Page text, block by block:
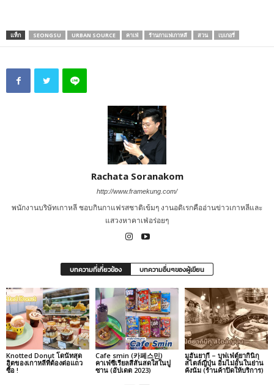
แท็ก SEONGSU URBAN SOURCE คาเฟ่ ร้านกาแฟเกาหลี สวน เบเกอรี่
Rachata Soranakom
http://www.framekung.com/
พนักงานบริษัทเกาหลี ชอบกินกาแฟรสชาติเข้มๆ งานอดิเรกคืออ่านข่าวเกาหลีและ
แสวงหาคาเฟ่อร่อยๆ
บทความที่เกี่ยวข้อง บทความอื่นๆของผู้เขียน
Knotted Donut โดนัทสุด
ฮิตของเกาหลีที่ต้องต่อแถว
ซื้อ !
Cafe smin (카페스민)
คาเฟ่ซีเรียลสีสันสดใสในปู
ซาน (อัปเดต 2023)
มูฮันยากี – บุฟเฟ่ต์ยากินิกุ
สไตล์ญี่ปุ่น อิ่มไม่อั้นในย่าน
คังนัม (ร้านค้าปิดให้บริการ)